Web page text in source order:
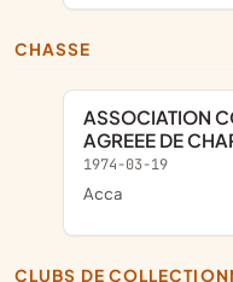
CHASSE
ASSOCIATION COMMUNALE DE CHASSE
AGREEE DE
1974-03-19
acca
CLUBS DE COLLECTIONNEURS (HORS SAUVEGARDE,